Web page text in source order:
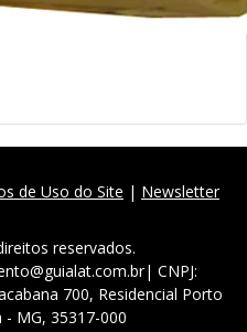
de Uso do Site | Newsletter
reservados.
CNPJ:
700, Residencial Porto
- MG, 35317-000